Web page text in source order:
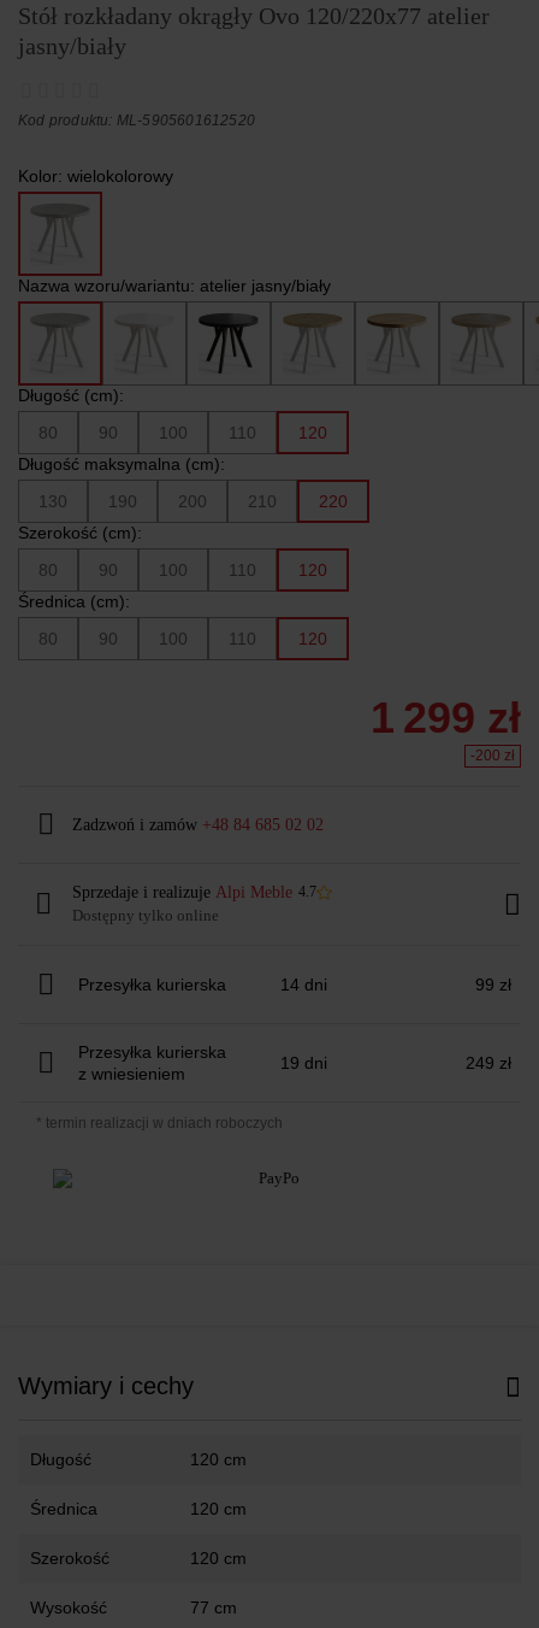
Stół rozkładany okrągły Ovo 120/220x77 atelier
jasny/biały
Kod produktu: ML-5905601612520
Kolor: wielokolorowy
Nazwa wzoru/wariantu: atelier jasny/biały
Długość (cm):
80
90 100 110
120
Długość maksymalna (cm):
130
190 200 210
220
Szerokość (cm):
80
90 100 110
120
Średnica (cm):
80
90 100 110 120
1 299 zł
-200 zł
Zadzwoń i zamów +48 84 685 02 02
Sprzedaje i realizuje Alpi Meble 4.7
Dostępny tylko online
Przesyłka kurierska 14 dni 99 zł
Przesyłka kurierska
z wniesieniem
19 dni 249 zł
* termin realizacji w dniach roboczych
Wymiary i cechy
Długość 120 cm
Średnica 120 cm
Szerokość 120 cm
Wysokość 77 cm